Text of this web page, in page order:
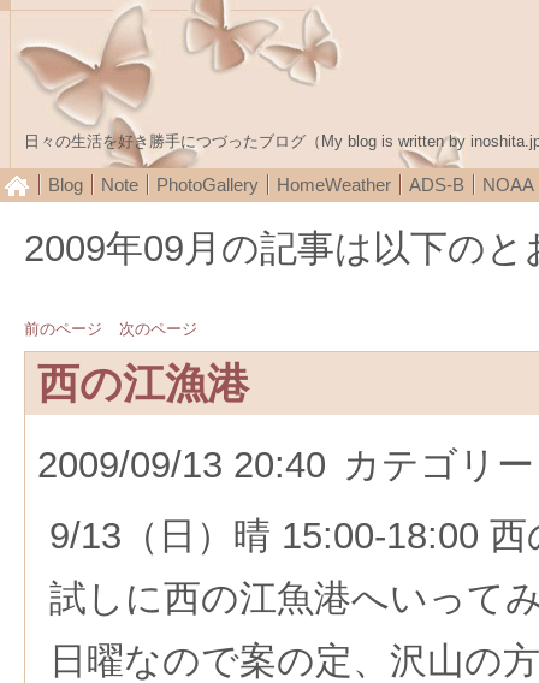
日々の生活を好き勝手につづったブログ（My blog is written by
Blog Note PhotoGallery HomeWeather ADS-B NOAA
2009年09月の記事は以下の
前のページ 次のページ
西の江漁港
2009/09/13 20:40 カテゴリ
9/13（日）晴 15:00-18:00
試しに西の江魚港へいって
日曜なので案の定、沢山の